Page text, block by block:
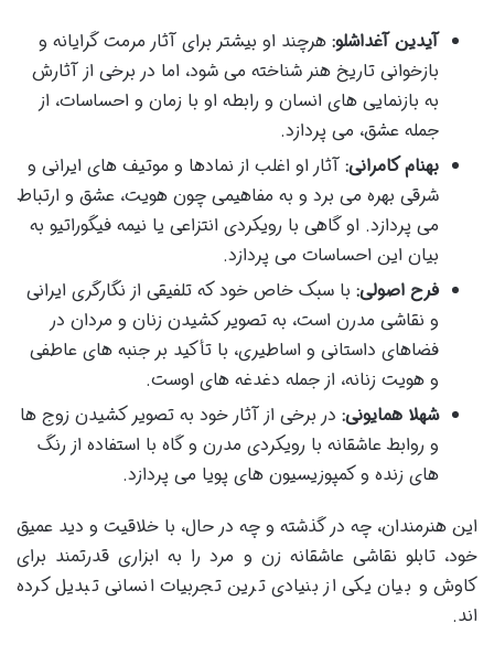
آیدین آغداشلو: هرچند او بیشتر برای آثار مرمت گرایانه و
بازخوانی تاریخ هنر شناخته می شود، اما در برخی از آثارش
به بازنمایی های انسان و رابطه او با زمان و احساسات، از
جمله عشق، می پردازد.
بهنام کامرانی: آثار او اغلب از نمادها و موتیف های ایرانی و
شرقی بهره می برد و به مفاهیمی چون هویت، عشق و ارتباط
می پردازد. او گاهی با رویکردی انتزاعی یا نیمه فیگوراتیو به
بیان این احساسات می پردازد.
فرح اصولی: با سبک خاص خود که تلفیقی از نگارگری ایرانی
و نقاشی مدرن است، به تصویر کشیدن زنان و مردان در
فضاهای داستانی و اساطیری، با تأکید بر جنبه های عاطفی
و هویت زنانه، از جمله دغدغه های اوست.
شهلا همایونی: در برخی از آثار خود به تصویر کشیدن زوج ها
و روابط عاشقانه با رویکردی مدرن و گاه با استفاده از رنگ
های زنده و کمپوزیسیون های پویا می پردازد.
این هنرمندان، چه در گذشته و چه در حال، با خلاقیت و دید عمیق
خود، تابلو نقاشی عاشقانه زن و مرد را به ابزاری قدرتمند برای
کاوش و بیان یکی از بنیادی ترین تجربیات انسانی تبدیل کرده
اند.